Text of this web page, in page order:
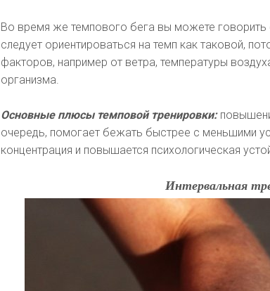
Во время же темпового бега вы можете
следует ориентироваться на темп как таковой,
факторов, например от ветра, температуры
организма.
Основные плюсы темповой тренировки:
очередь, помогает бежать быстрее с меньшими
концентрация и повышается психологическая
Интервальная